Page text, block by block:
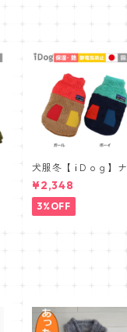
犬服冬【 iＤｏｇ】ナ
イロンポケット切替ベ
スト 日本製 保湿ツヤ
ＵＰ静電気防止
¥2,348
3%OFF